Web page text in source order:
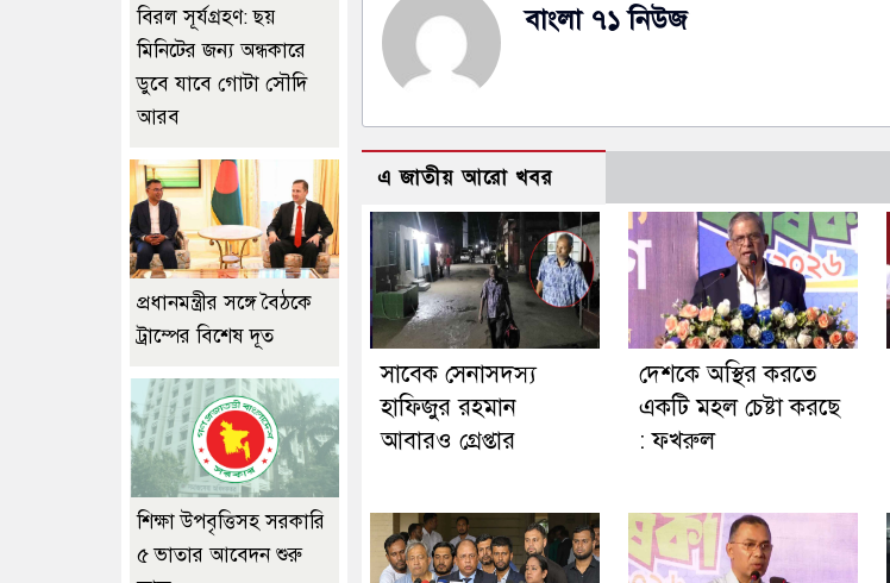
বাংলা ৭১ নিউজ
এ জাতীয় আরো খবর
সাবেক সেনাসদস্য
হাফিজুর রহমান
আবারও গ্রেপ্তার
দেশকে অস্থির করতে
একটি মহল চেষ্টা করছে
: ফখরুল
বিরল সূর্যগ্রহণ: ছয়
মিনিটের জন্য অন্ধকারে
ডুবে যাবে গোটা সৌদি
আরব
প্রধানমন্ত্রীর সঙ্গে বৈঠকে
ট্রাম্পের বিশেষ দূত
শিক্ষা উপবৃত্তিসহ সরকারি
৫ ভাতার আবেদন শুরু